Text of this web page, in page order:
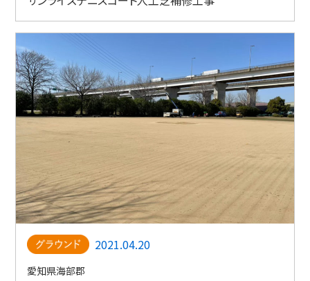
2021.04.20
愛知県海部郡